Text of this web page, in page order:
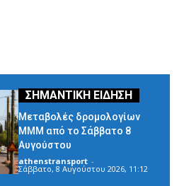
Μεταβολές δρομολογίων
ΜΜΜ από το Σάββατο 8
Αυγούστου
athenstransport -
Σάββατο, 8 Αυγούστου 2026, 11:12